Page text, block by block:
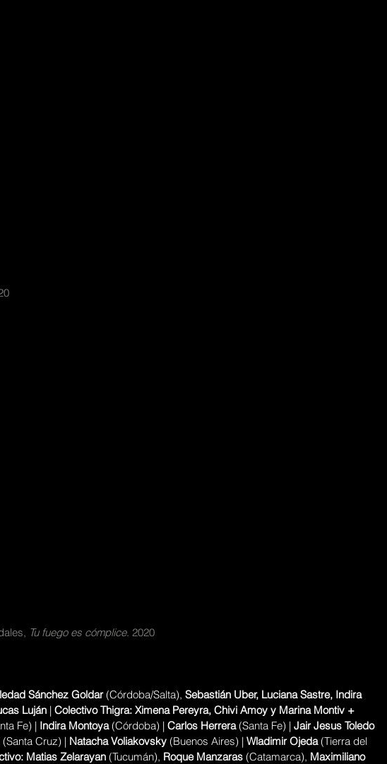
Tu fuego es cómplice. 2020
Sánchez Goldar (Córdoba/Salta), Sebastián Uber, Luciana Sastre, Indira
Luján | Colectivo Thigra: Ximena Pereyra, Chivi Amoy y Marina Montiv +
Fe) | Indira Montoya (Córdoba) | Carlos Herrera (Santa Fe) | Jair Jesus Toledo
(Santa Cruz) | Natacha Voliakovsky (Buenos Aires) | Wladimir Ojeda (Tierra del
Matias Zelarayan (Tucumán), Roque Manzaras (Catamarca), Maximiliano